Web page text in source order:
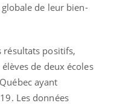
de leur bien-
résultats positifs,
de deux écoles
ayant
Les données